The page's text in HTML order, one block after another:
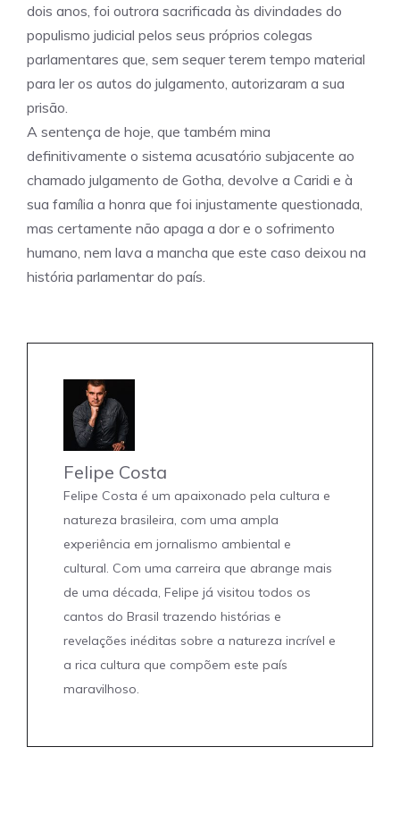
dois anos, foi outrora sacrificada às divindades do
populismo judicial pelos seus próprios colegas
parlamentares que, sem sequer terem tempo material
para ler os autos do julgamento, autorizaram a sua
prisão.
A sentença de hoje, que também mina
definitivamente o sistema acusatório subjacente ao
chamado julgamento de Gotha, devolve a Caridi e à
sua família a honra que foi injustamente questionada,
mas certamente não apaga a dor e o sofrimento
humano, nem lava a mancha que este caso deixou na
história parlamentar do país.
Felipe Costa
Felipe Costa é um apaixonado pela cultura e
natureza brasileira, com uma ampla
experiência em jornalismo ambiental e
cultural. Com uma carreira que abrange mais
de uma década, Felipe já visitou todos os
cantos do Brasil trazendo histórias e
revelações inéditas sobre a natureza incrível e
a rica cultura que compõem este país
maravilhoso.